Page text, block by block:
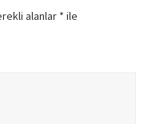
alanlar * ile